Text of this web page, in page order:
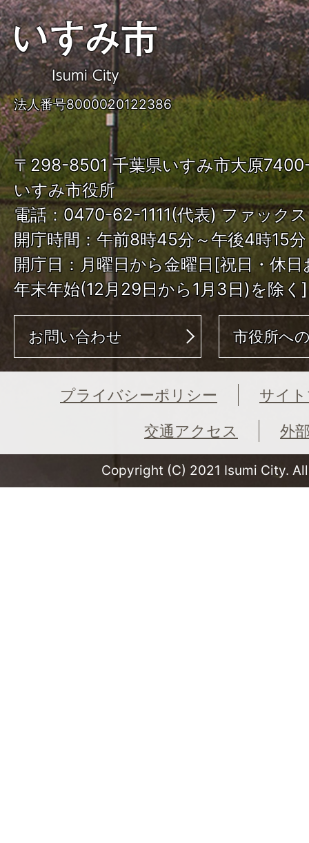
い
す
み
市
ISUMI
City
法人番号8000020122386
〒298-8501 千葉県いすみ市大原
いすみ市役所
電話：0470-62-1111(代表) ファック
開庁時間：午前8時45分～午後4時15分
開庁日：月曜日から金曜日[祝日・休日
年末年始(12月29日から1月3日)を除く]
お問い合わせ 市役所へ
プライバシーポリシー
サイ
交通アクセス
外
Copyright (C) 2021 Isumi City.